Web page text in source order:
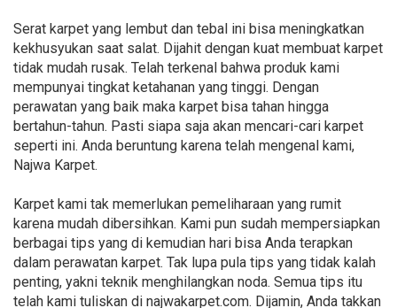
Serat karpet yang lembut dan tebal ini bisa meningkatkan
kekhusyukan saat salat. Dijahit dengan kuat membuat karpet
tidak mudah rusak. Telah terkenal bahwa produk kami
mempunyai tingkat ketahanan yang tinggi. Dengan
perawatan yang baik maka karpet bisa tahan hingga
bertahun-tahun. Pasti siapa saja akan mencari-cari karpet
seperti ini. Anda beruntung karena telah mengenal kami,
Najwa Karpet.
Karpet kami tak memerlukan pemeliharaan yang rumit
karena mudah dibersihkan. Kami pun sudah mempersiapkan
berbagai tips yang di kemudian hari bisa Anda terapkan
dalam perawatan karpet. Tak lupa pula tips yang tidak kalah
penting, yakni teknik menghilangkan noda. Semua tips itu
telah kami tuliskan di najwakarpet.com. Dijamin, Anda takkan